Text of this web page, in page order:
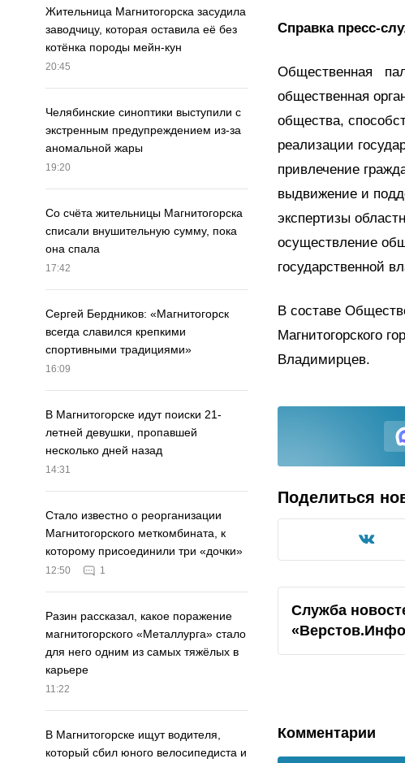
Жительница Магнитогорска засудила
заводчицу, которая оставила её без
котёнка породы мейн-кун
20:45
Челябинские синоптики выступили с
экстренным предупреждением из-за
аномальной жары
19:20
Со счёта жительницы Магнитогорска
списали внушительную сумму, пока
она спала
17:42
Сергей Бердников: «Магнитогорск
всегда славился крепкими
спортивными традициями»
16:09
В Магнитогорске идут поиски 21-
летней девушки, пропавшей
несколько дней назад
14:31
Стало известно о реорганизации
Магнитогорского меткомбината, к
которому присоединили три «дочки»
12:50 1
Разин рассказал, какое поражение
магнитогорского «Металлурга» стало
для него одним из самых тяжёлых в
карьере
11:22
В Магнитогорске ищут водителя,
который сбил юного велосипедиста и
Справка пресс-
Общественная
общественная
общества,
реализации
привлечение
выдвижение и
экспертизы
осуществление
государственной
В составе
Магнитогорского
Владимирцев.
Поделиться
Служба
Комментарии